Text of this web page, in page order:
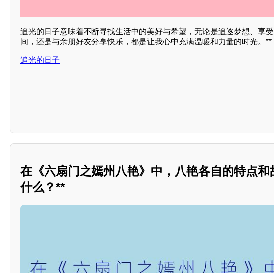
追光的日子意味着不断寻找生活中的美好与希望，无论是追逐梦想、享
间，还是与亲朋好友分享快乐，都是让我心中充满温暖和力量的时光。**
追光的日子
在《六扇门之嫣州八艳》中，八艳各自的特点和
什么？**